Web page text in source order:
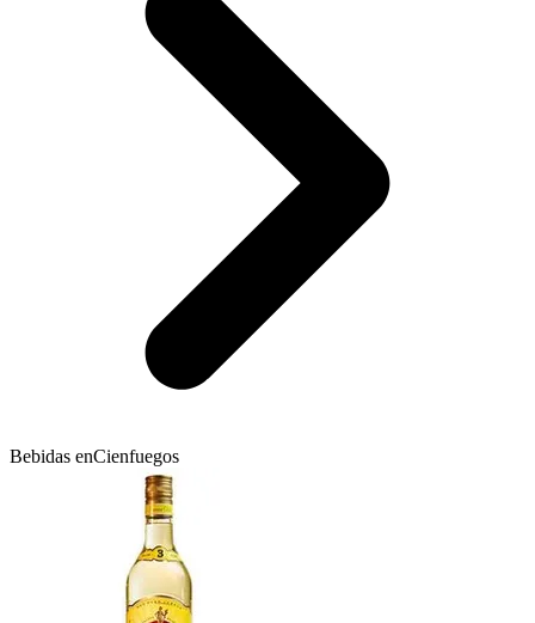
Bebidas enCienfuegos